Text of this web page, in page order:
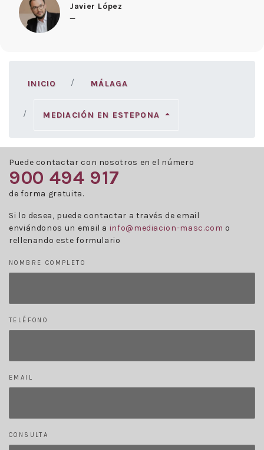
Javier López
—
INICIO MÁLAGA
MEDIACIÓN EN ESTEPONA
Puede contactar con nosotros en el número
900 494 917
de forma gratuita.
Si lo desea, puede contactar a través de email
enviándonos un email a info@mediacion-masc.com o
rellenando este formulario
NOMBRE COMPLETO
TELÉFONO
EMAIL
CONSULTA